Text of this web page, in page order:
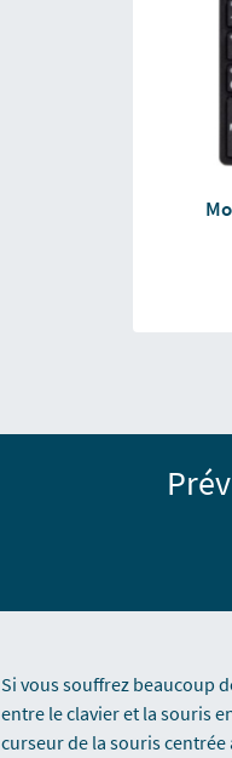
Si vous souffrez beaucoup
entre le clavier et la souris
curseur de la souris